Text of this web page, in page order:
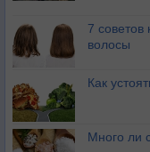
7 советов
волосы
Как
Много ли